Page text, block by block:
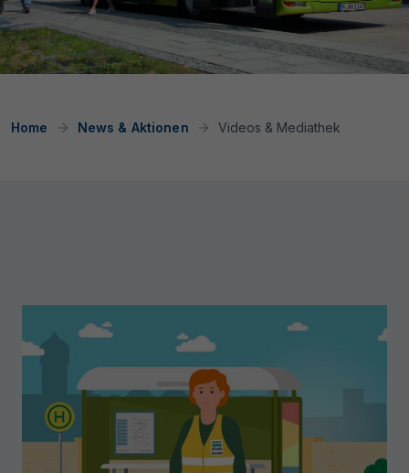
Home News & Aktionen Videos & Mediathek